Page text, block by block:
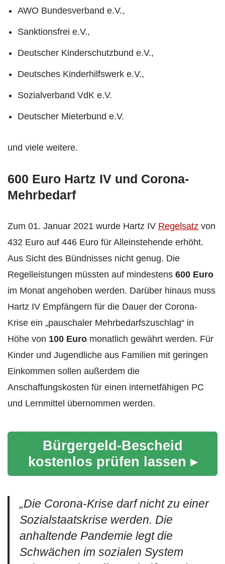
AWO Bundesverband e.V.,
Sanktionsfrei e.V.,
Deutscher Kinderschutzbund e.V.,
Deutsches Kinderhilfswerk e.V.,
Sozialverband VdK e.V.
Deutscher Mieterbund e.V.
und viele weitere.
600 Euro Hartz IV und Corona-
Mehrbedarf
Zum 01. Januar 2021 wurde Hartz IV Regelsatz von
432 Euro auf 446 Euro für Alleinstehende erhöht.
Aus Sicht des Bündnisses nicht genug. Die
Regelleistungen müssten auf mindestens 600 Euro
im Monat angehoben werden. Darüber hinaus muss
Hartz IV Empfängern für die Dauer der Corona-
Krise ein „pauschaler Mehrbedarfszuschlag“ in
Höhe von 100 Euro monatlich gewährt werden. Für
Kinder und Jugendliche aus Familien mit geringen
Einkommen sollen außerdem die
Anschaffungskosten für einen internetfähigen PC
und Lernmittel übernommen werden.
Bürgergeld-Bescheid
kostenlos prüfen lassen ▸
„Die Corona-Krise darf nicht zu einer
Sozialstaatskrise werden. Die
anhaltende Pandemie legt die
Schwächen im sozialen System